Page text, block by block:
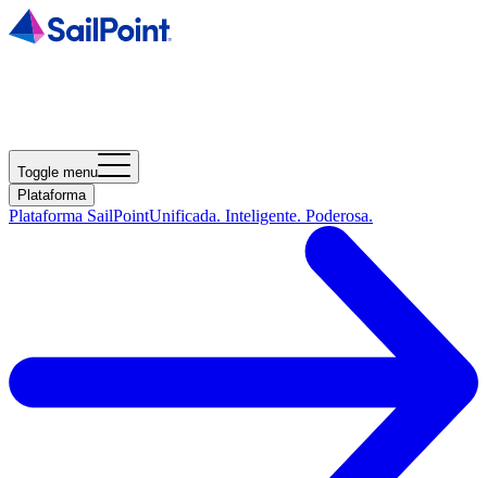
Toggle menu
Plataforma
Plataforma SailPointUnificada. Inteligente. Poderosa.